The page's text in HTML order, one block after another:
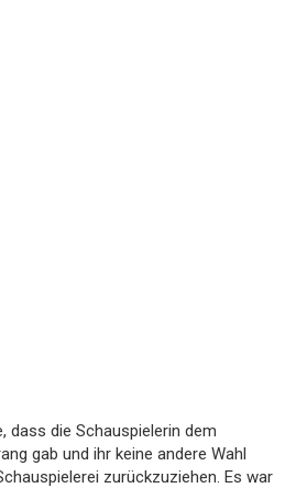
dass die Schauspielerin dem
gab und ihr keine andere Wahl
zurückzuziehen. Es war